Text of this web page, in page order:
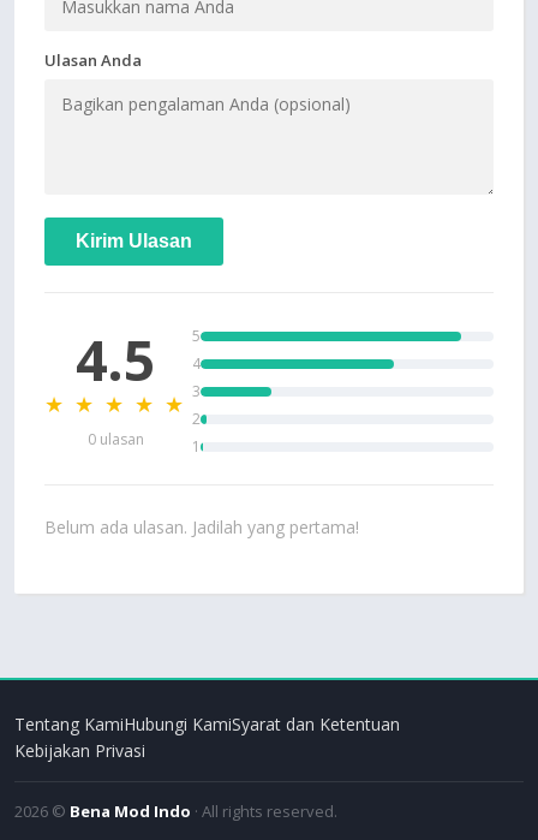
Ulasan Anda
Kirim Ulasan
4.5
★ ★ ★ ★ ★
0 ulasan
5
4
3
2
1
Belum ada ulasan. Jadilah yang pertama!
Tentang KamiHubungi KamiSyarat dan Ketentuan
Kebijakan Privasi
2026 © Bena Mod Indo · All rights reserved.